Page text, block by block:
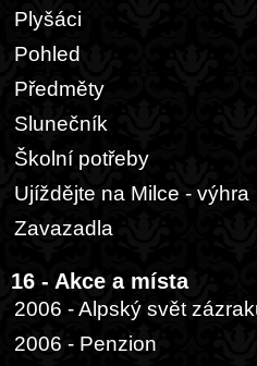
Plyšáci
Pohled
Předměty
Slunečník
Školní potřeby
Ujíždějte na Milce - výhra
Zavazadla
16 - Akce a místa
2006 - Alpský svět
2006 - Penzion